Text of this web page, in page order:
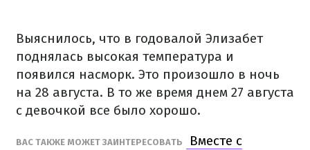
Выяснилось, что в годовалой Элизабет
поднялась высокая температура и
появился насморк. Это произошло в ночь
на 28 августа. В то же время днем 27 августа
с девочкой все было хорошо.
ВАС ТАКЖЕ МОЖЕТ ЗАИНТЕРЕСОВАТЬ
Вместе с